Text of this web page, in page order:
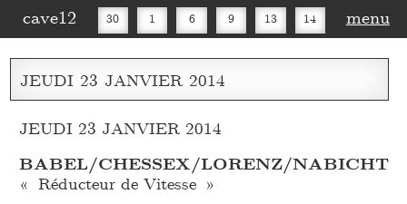
cave12 30 1 6 9 13 14
16 20 27 30
menu
JEUDI 23 JANVIER 2014
JEUDI 23 JANVIER 2014
BABEL/CHESSEX/LORENZ/NABICHT
« Réducteur de Vitesse »